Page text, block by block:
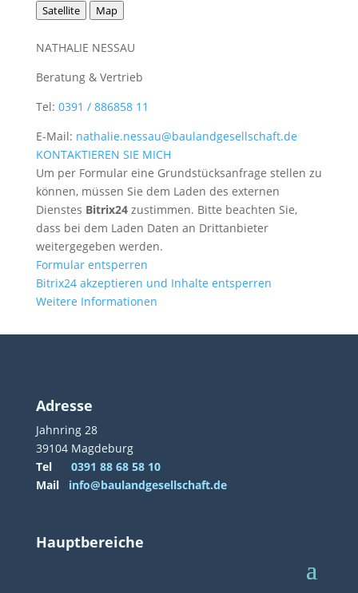
Satellite Map
NATHALIE NESSAU
Beratung & Vertrieb
Tel: 0391 / 886858 11
E-Mail: nathalie.nessau@baulandgesellschaft.de
KONTAKTIEREN SIE MICH
Um per Formular eine Grundstücksanfrage stellen zu
können, müssen Sie dem Laden des externen
Dienstes Bitrix24zustimmen. Bitte beachten Sie,
dass bei dem Laden Daten an Drittanbieter
weitergegeben werden.
Formular entsperren
Bitrix24 akzeptieren und Inhalte entsperren
Weitere Informationen
Adresse
Jahnring 28
39104 Magdeburg
Tel
0391 88 68 58 10
Mail info@baulandgesellschaft.de
Hauptbereiche